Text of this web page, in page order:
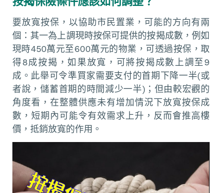
要放寬按保，以協助市民置業，可能的方向有兩
個：其一為上調現時按保可提供的按揭成數，例如
現時450萬元至600萬元的物業，可透過按保，取
得8成按揭，如果放寬，可將按揭成數上調至9
成。此舉可令準買家需要支付的首期下降一半(或
者說，儲蓄首期的時間減少一半)；但由較宏觀的
角度看，在整體供應未有增加情況下放寬按保成
數，短期內可能令有效需求上升，反而會推高樓
價，抵銷放寬的作用。